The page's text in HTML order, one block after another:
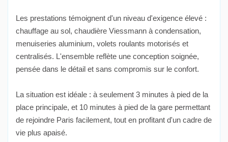
Les prestations témoignent d'un niveau d'exigence élevé :
chauffage au sol, chaudière Viessmann à condensation,
menuiseries aluminium, volets roulants motorisés et
centralisés. L'ensemble reflète une conception soignée,
pensée dans le détail et sans compromis sur le confort.
La situation est idéale : à seulement 3 minutes à pied de la
place principale, et 10 minutes à pied de la gare permettant
de rejoindre Paris facilement, tout en profitant d'un cadre de
vie plus apaisé.